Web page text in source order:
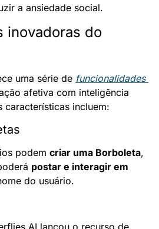
a ansiedade social.
inovadoras do
uma série de funcionalidades
afetiva com inteligência
incluem:
podem criar uma Borboleta,
postar e interagir em
do usuário.